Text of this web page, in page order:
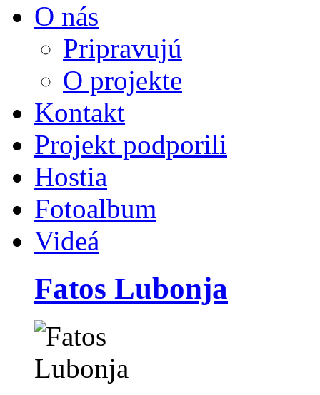
O nás
Pripravujú
O projekte
Kontakt
Projekt podporili
Hostia
Fotoalbum
Videá
Fatos Lubonja